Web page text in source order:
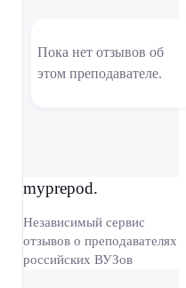
Пока нет отзывов об
этом преподавателе.
myprepod.
Независимый сервис
отзывов о преподавателях
российских ВУЗов